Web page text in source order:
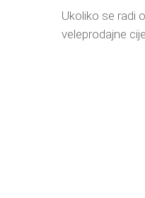
Ukoliko se radi
veleprodajne